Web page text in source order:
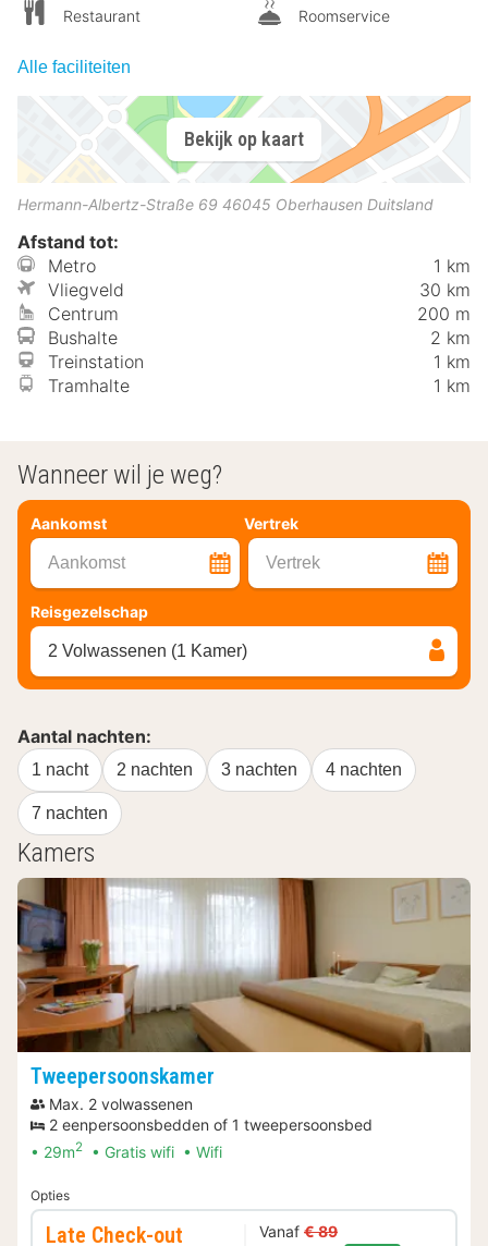
Restaurant
Roomservice
Alle faciliteiten
Bekijk op kaart
Hermann-Albertz-Straße 69 46045 Oberhausen Duitsland
Afstand tot:
Metro
1 km
Vliegveld
30 km
Centrum
200 m
Bushalte
2 km
Treinstation
1 km
Tramhalte
1 km
Wanneer wil je weg?
Aankomst Vertrek
Aankomst Vertrek
Reisgezelschap
2 Volwassenen (1 Kamer)
Aantal nachten:
1 nacht 2 nachten 3 nachten 4 nachten
7 nachten
Kamers
Tweepersoonskamer
Max. 2 volwassenen
2 eenpersoonsbedden of 1 tweepersoonsbed
29m2 Gratis wifi Wifi
Opties
Late Check-out
Vanaf € 89